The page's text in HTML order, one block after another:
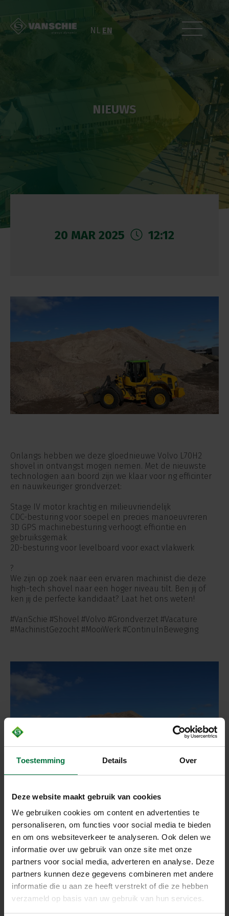
Toestemming Details Over
Deze website maakt gebruik van cookies
We gebruiken cookies om content en advertenties te
personaliseren, om functies voor social media te bieden
en om ons websiteverkeer te analyseren. Ook delen we
informatie over uw gebruik van onze site met onze
partners voor social media, adverteren en analyse. Deze
partners kunnen deze gegevens combineren met andere
informatie die u aan ze heeft verstrekt of die ze hebben
verzameld op basis van uw gebruik van hun services.
NL EN
NIEUWS
20 MAR 2025 12:12
Onlangs hebben we deze gloednieuwe Volvo L70H2
shovel in ontvangst mogen nemen. Met de nieuwste
technologien aan boord zijn we klaar voor ng efficinter
en nauwkeuriger grondverzet:
Stage IV motor krachtig en milieuvriendelijk
CDC-besturing voor soepel en precies manoeuvreren
3D GPS machinebesturing verhoogt efficintie en
gebruiksgemak
2D-besturing voor levelboard voor exact vlakwerk
?
We zijn op zoek naar een ervaren machinist die deze
high-tech shovel naar een hoger niveau tilt. Ben jij of
ken jij de perfecte kandidaat? Laat het ons weten!
#VanSchie #Shovel #Volvo #Grondverzet #Vacature
#MachinistGezocht #MooiWerk #ContinuInBeweging
‹ ›